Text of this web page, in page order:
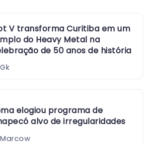
V transforma Curitiba em um
do Heavy Metal na
de 50 anos de história
Gk
elogiou programa de
alvo de irregularidades
Marcow